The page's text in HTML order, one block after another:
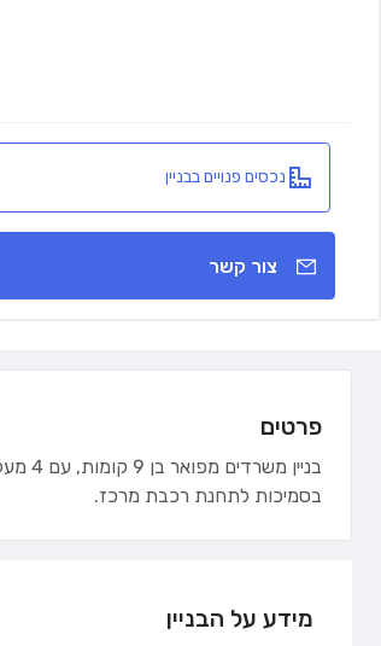
נכסים פנויים בבניין
צור קשר
פרטים
בניין משרדים מפואר בן 9 קומות, עם 4 מעליות, חניון תת קרקעי ולובי מפואר.
בסמיכות לתחנת רכבת מרכז.
מידע על הבניין